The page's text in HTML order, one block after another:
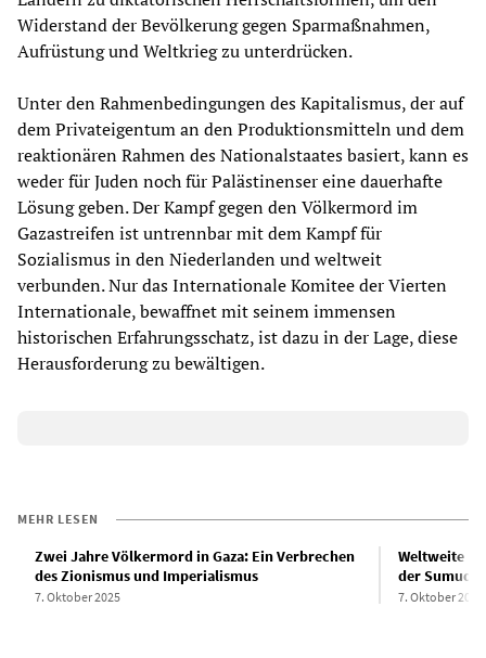
Widerstand der Bevölkerung gegen Sparmaßnahmen,
Aufrüstung und Weltkrieg zu unterdrücken.
Unter den Rahmenbedingungen des Kapitalismus, der auf
dem Privateigentum an den Produktionsmitteln und dem
reaktionären Rahmen des Nationalstaates basiert, kann es
weder für Juden noch für Palästinenser eine dauerhafte
Lösung geben. Der Kampf gegen den Völkermord im
Gazastreifen ist untrennbar mit dem Kampf für
Sozialismus in den Niederlanden und weltweit
verbunden. Nur das Internationale Komitee der Vierten
Internationale, bewaffnet mit seinem immensen
historischen Erfahrungsschatz, ist dazu in der Lage, diese
Herausforderung zu bewältigen.
MEHR LESEN
Zwei Jahre Völkermord in Gaza: Ein Verbrechen
des Zionismus und Imperialismus
7. Oktober 2025
Weltweite
der Sumud-
7. Oktober 2025